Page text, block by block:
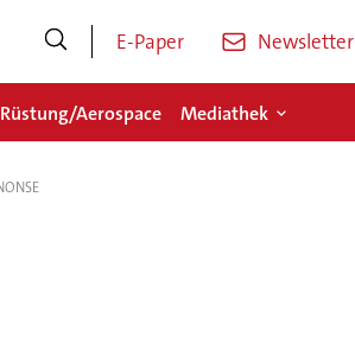
E-Paper Newsletter
Rüstung/Aerospace Mediathek